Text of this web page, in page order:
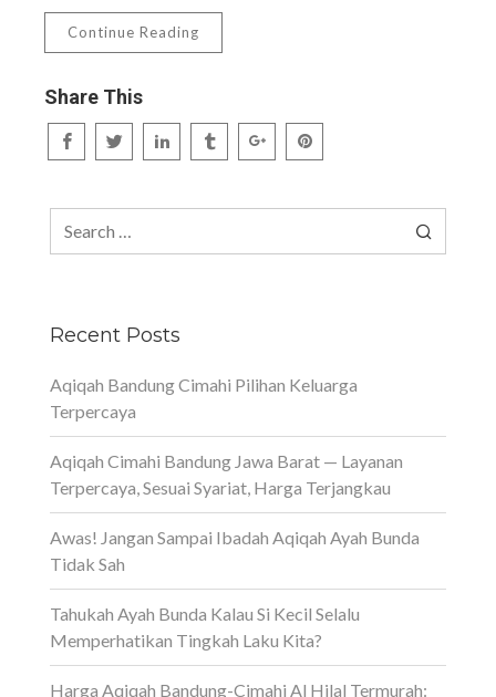
Continue Reading
Share This
Recent Posts
Aqiqah Bandung Cimahi Pilihan Keluarga
Terpercaya
Aqiqah Cimahi Bandung Jawa Barat — Layanan
Terpercaya, Sesuai Syariat, Harga Terjangkau
Awas! Jangan Sampai Ibadah Aqiqah Ayah Bunda
Tidak Sah
Tahukah Ayah Bunda Kalau Si Kecil Selalu
Memperhatikan Tingkah Laku Kita?
Harga Aqiqah Bandung-Cimahi Al Hilal Termurah: